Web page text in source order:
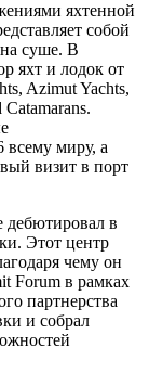
яхтенной
собой
суше. В
яхт и лодок от
Azimut Yachts,
всему миру, а
визит в порт
дебютировал в
Этот центр
чему он
Forum в рамках
партнерства
и собрал